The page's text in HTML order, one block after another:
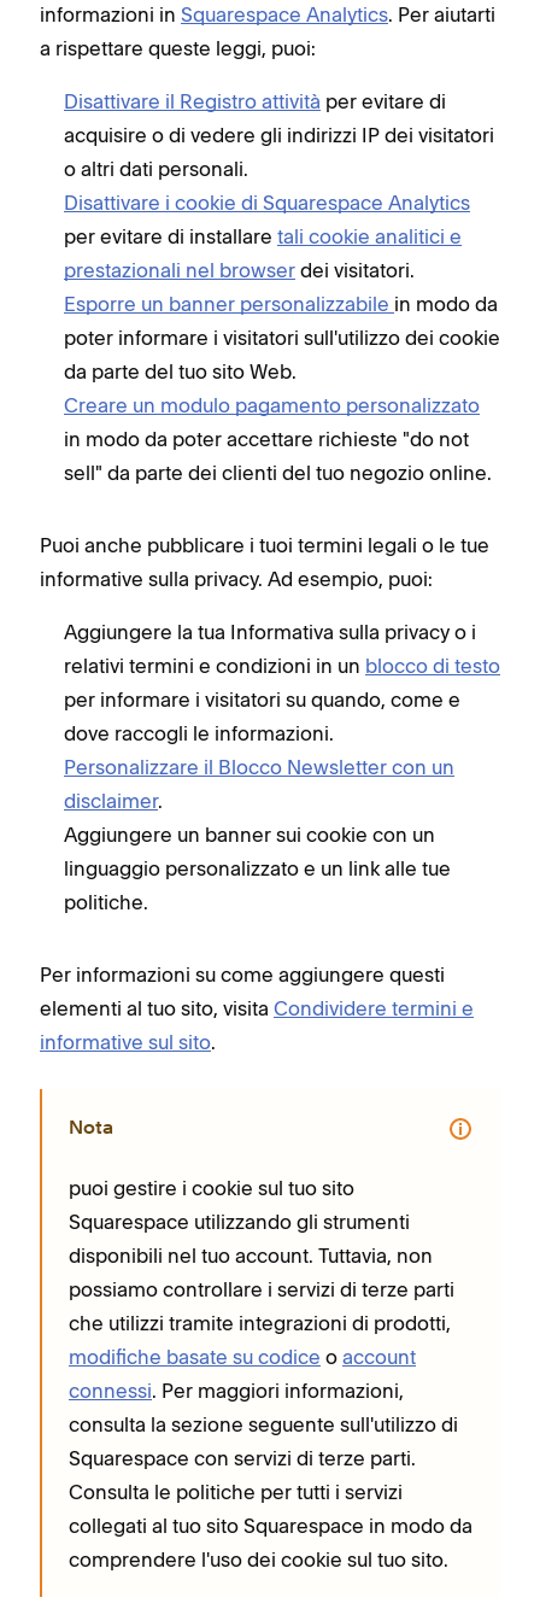
informazioni in Squarespace Analytics. Per aiutarti
a rispettare queste leggi, puoi:
Disattivare il Registro attività per evitare di
acquisire o di vedere gli indirizzi IP dei visitatori
o altri dati personali.
Disattivare i cookie di Squarespace Analytics
per evitare di installare tali cookie analitici e
prestazionali nel browser dei visitatori.
Esporre un banner personalizzabile in modo da
poter informare i visitatori sull'utilizzo dei cookie
da parte del tuo sito Web.
Creare un modulo pagamento personalizzato
in modo da poter accettare richieste "do not
sell" da parte dei clienti del tuo negozio online.
Puoi anche pubblicare i tuoi termini legali o le tue
informative sulla privacy. Ad esempio, puoi:
Aggiungere la tua Informativa sulla privacy o i
relativi termini e condizioni in un blocco di testo
per informare i visitatori su quando, come e
dove raccogli le informazioni.
Personalizzare il Blocco Newsletter con un
disclaimer.
Aggiungere un banner sui cookie con un
linguaggio personalizzato e un link alle tue
politiche.
Per informazioni su come aggiungere questi
elementi al tuo sito, visita Condividere termini e
informative sul sito.
Nota
puoi gestire i cookie sul tuo sito
Squarespace utilizzando gli strumenti
disponibili nel tuo account. Tuttavia, non
possiamo controllare i servizi di terze parti
che utilizzi tramite integrazioni di prodotti,
modifiche basate su codice o account
connessi. Per maggiori informazioni,
consulta la sezione seguente sull'utilizzo di
Squarespace con servizi di terze parti.
Consulta le politiche per tutti i servizi
collegati al tuo sito Squarespace in modo da
comprendere l'uso dei cookie sul tuo sito.